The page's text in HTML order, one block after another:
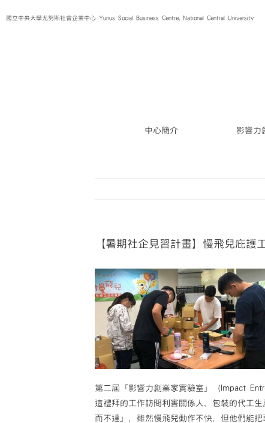
to國立中央大學尤努斯社會企業中心 Yunus Social Business Centre, National Central University
中心簡介 影響力
【暑期社企見習計畫】慢飛兒庇護
第二屆「影響力創業家實驗室」（Impact
這禮拜的工作訪問利害關係人、包裝的代工
而不達」，雖然慢飛兒動作不快，但他們能